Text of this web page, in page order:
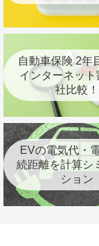
自動車保険 2年
インターネット
社比較！
EVの電気代・
続距離を計算シ
ション